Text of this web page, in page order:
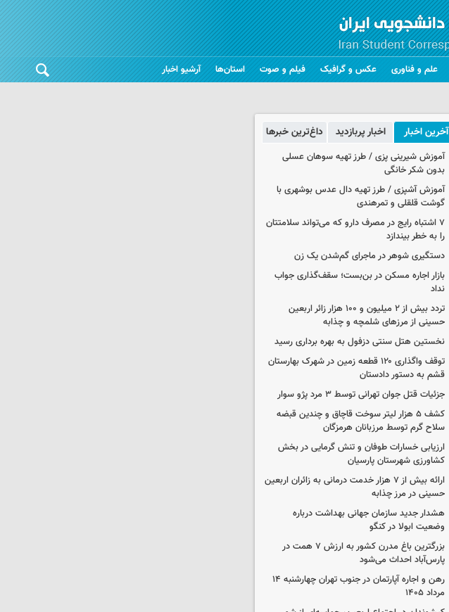
علم و فناوری عکس و گرافیک فیلم و صوت استان‌ها آرشیو اخبار
آخرین اخبار اخبار پربازدید داغ‌ترین خبرها
آموزش شیرینی پزی / طرز تهیه سوهان عسلی
بدون شکر خانگی
آموزش آشپزی / طرز تهیه دال عدس بوشهری با
گوشت قلقلی و تمرهندی
۷ اشتباه رایج در مصرف دارو که می‌تواند سلامتتان
را به خطر بیندازد
دستگیری شوهر در ماجرای گم‌شدن یک زن
بازار اجاره مسکن در بن‌بست؛ سقف‌گذاری جواب
نداد
تردد بیش از ۲ میلیون و ۱۰۰ هزار زائر اربعین
حسینی از مرزهای شلمچه و چذابه
نخستین هتل سنتی دزفول به بهره برداری رسید
توقف واگذاری ۱۲۰ قطعه زمین در شهرک بهارستان
قشم به دستور دادستان
جزئیات قتل جوان تهرانی توسط ۳ مرد پژو سوار
کشف ۵ هزار لیتر سوخت قاچاق و چندین قبضه
سلاح گرم توسط مرزبانان هرمزگان
ارزیابی خسارات طوفان و تنش گرمایی در بخش
کشاورزی شهرستان پارسیان
ارائه بیش از ۷ هزار خدمت درمانی به زائران اربعین
حسینی در مرز چذابه
هشدار جدید سازمان جهانی بهداشت درباره
وضعیت ابولا در کنگو
بزرگترین باغ مدرن کشور به ارزش ۷ همت در
پارس‌آباد احداث می‌شود
رهن و اجاره آپارتمان در جنوب تهران چهارشنبه ۱۴
مرداد ۱۴۰۵